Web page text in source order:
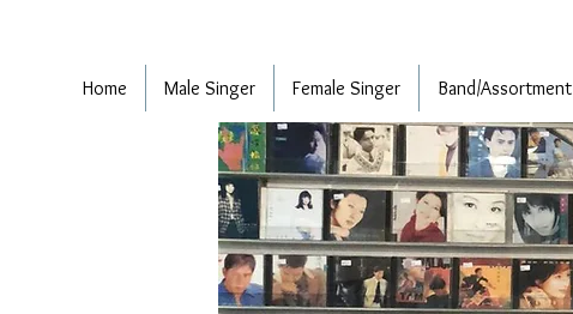
Home Male Singer Female Singer Band/Assortment